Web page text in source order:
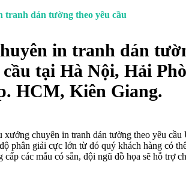
tranh dán tường theo yêu cầu
in tranh dán
cầu tại Hà Nội, Hải
HCM, Kiên Giang.
xưởng chuyên in tranh dán tường theo yêu
phân giải cực lớn từ đó quý khách hàng có
cấp các mẫu có sẵn, đội ngũ đồ họa sẽ hỗ trợ